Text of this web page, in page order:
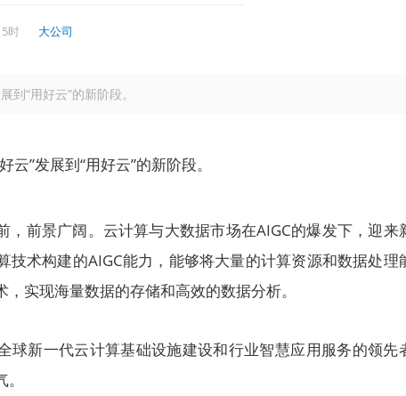
时 大公司
到“用好云”的新阶段。
”发展到“用好云”的新阶段。
，前景广阔。云计算与大数据市场在AIGC的爆发下，迎来
技术构建的AIGC能力，能够将大量的计算资源和数据处理
实现海量数据的存储和高效的数据分析。
球新一代云计算基础设施建设和行业智慧应用服务的领先